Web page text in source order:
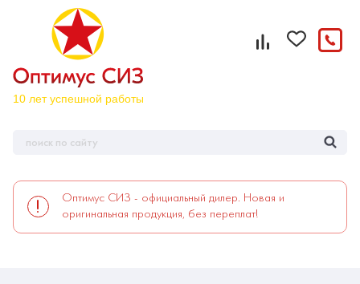
Оптимус СИЗ - официальный дилер. Новая и
оригинальная продукция, без переплат!